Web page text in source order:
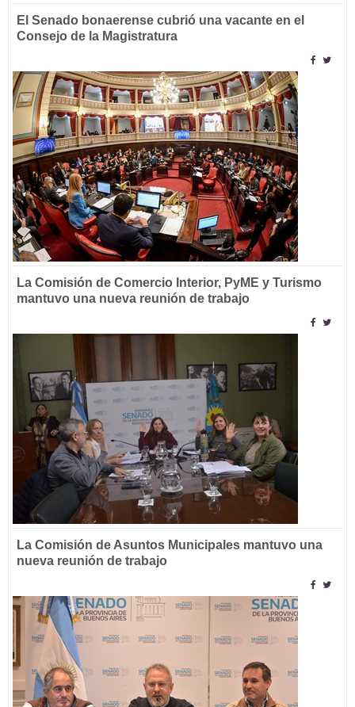
El Senado bonaerense cubrió una vacante en el
Consejo de la Magistratura
La Comisión de Comercio Interior, PyME y Turismo
mantuvo una nueva reunión de trabajo
La Comisión de Asuntos Municipales mantuvo una
nueva reunión de trabajo